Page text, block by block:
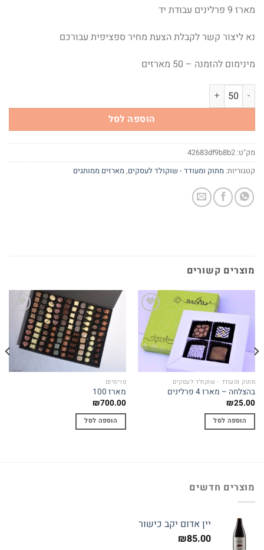
מארז 9 פרלינים עבודת יד
נא ליצור קשר לקבלת הצעת מחיר ספציפית עבורכם
מינימום להזמנה – 50 מארזים
כמות של מארז 9 פרלינים ממותגים להצלחה
הוספה לסל
מק"ט: 42683df9b8b2
קטגוריות: מתוק ומעודד - שוקולד לעסקים,מארזים ממותגים
מוצרים קשורים
Add to
wishlist
מתוק ומעודד - שוקולד לעסקים
בהצלחה – מארז 4 פרלינים
₪25.00
הוספה לסל
Add to
wishlist
פרימיום
מארז 100
₪700.00
הוספה לסל
מוצרים חדשים
יין אדום יקב כישור
₪85.00